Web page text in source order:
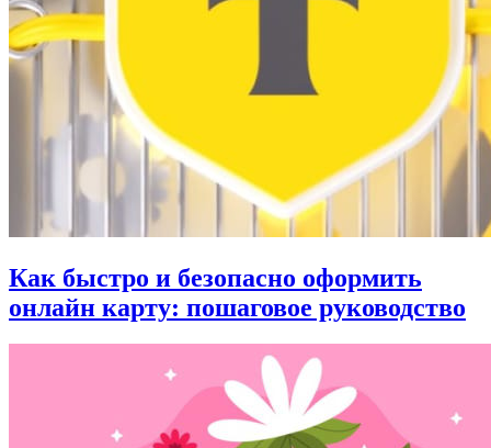
Как быстро и безопасно оформить
онлайн карту: пошаговое руководство